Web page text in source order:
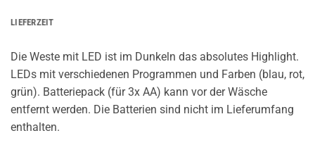
LIEFERZEIT
Die Weste mit LED ist im Dunkeln das absolutes Highlight.
LEDs mit verschiedenen Programmen und Farben (blau, rot,
grün). Batteriepack (für 3x AA) kann vor der Wäsche
entfernt werden. Die Batterien sind nicht im Lieferumfang
enthalten.